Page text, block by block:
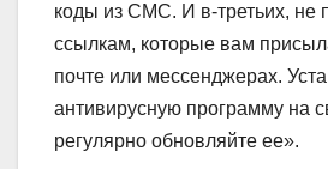
коды из СМС. И в-третьих, не
ссылкам, которые вам
почте или мессенджерах.
антивирусную программу на
регулярно обновляйте ее».